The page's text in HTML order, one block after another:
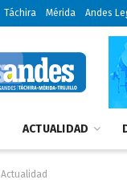
Táchira Mérida Andes
ACTUALIDAD
Actualidad